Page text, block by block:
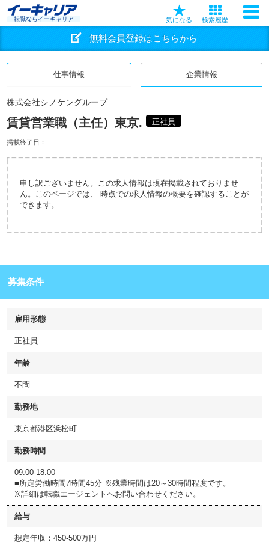
転職ならイーキャリア 気になる 検索履歴
無料会員登録はこちらから
仕事情報 企業情報
株式会社シノケングループ
賃貸営業職（主任）東京. 正社員
掲載終了日：
申し訳ございません。この求人情報は現在掲載されておりませ
ん。このページでは、 時点での求人情報の概要を確認することが
できます。
募集条件
雇用形態
正社員
年齢
不問
勤務地
東京都港区浜松町
勤務時間
09:00-18:00
■所定労働時間7時間45分 ※残業時間は20～30時間程度です。
※詳細は転職エージェントへお問い合わせください。
給与
想定年収：450-500万円